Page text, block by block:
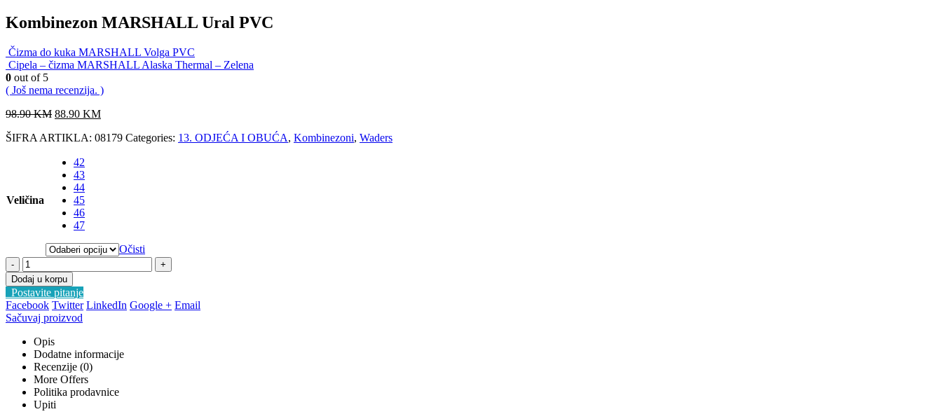
Kombinezon MARSHALL Ural PVC
Čizma do kuka MARSHALL Volga PVC
Cipela – čizma MARSHALL Alaska Thermal – Zelena
0 out of 5
( Još nema recenzija. )
98.90KM 88.90 KM
ŠIFRA ARTIKLA: 08179 Categories: 13. ODJEĆA I OBUĆA, Kombinezoni, Waders
Veličina
42
43
44
45
46
47
Očisti
-
+
Dodaj u korpu
Postavite pitanje
Facebook Twitter LinkedIn Google + Email
Sačuvaj proizvod
Opis
Dodatne informacije
Recenzije (0)
More Offers
Politika prodavnice
Upiti